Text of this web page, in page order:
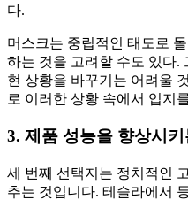
다.
머스크는 중립적인 태도로
하는 것을 고려할 수도 있다.
현 상황을 바꾸기는 어려울
로 이러한 상황 속에서 입지
3. 제품 성능을 향상시 키
세 번째 선택지는 정치적인
추는 것입니다. 테슬라에서